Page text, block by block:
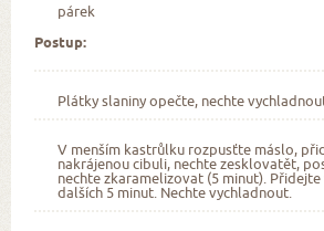
párek
Postup:
Plátky slaniny opečte, nechte
V menším kastrůlku rozpusťte máslo,
nakrájenou cibuli, nechte zesklovatět,
nechte zkaramelizovat (5 minut).
dalších 5 minut. Nechte vychladnout.